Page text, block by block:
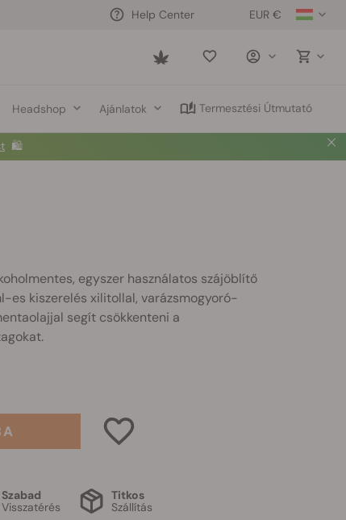
EUR €
Help Center
Saved
Headshop Ajánlatok Termesztési Útmutató
🛍️
egyszer használatos szájöblítő
es kiszerelés xilitollal, varázsmogyoró-
segít csökkenteni a
Szabad
Visszatérés
Titkos
Szállítás